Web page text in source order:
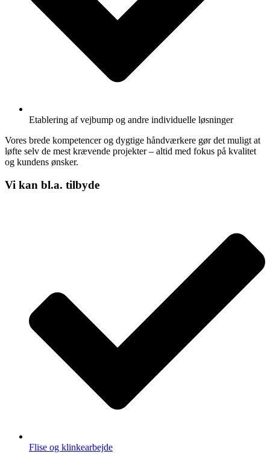
Etablering af vejbump og andre individuelle løsninger
Vores brede kompetencer og dygtige håndværkere gør det muligt at
løfte selv de mest krævende projekter – altid med fokus på kvalitet
og kundens ønsker.
Vi kan bl.a. tilbyde
Flise og klinkearbejde